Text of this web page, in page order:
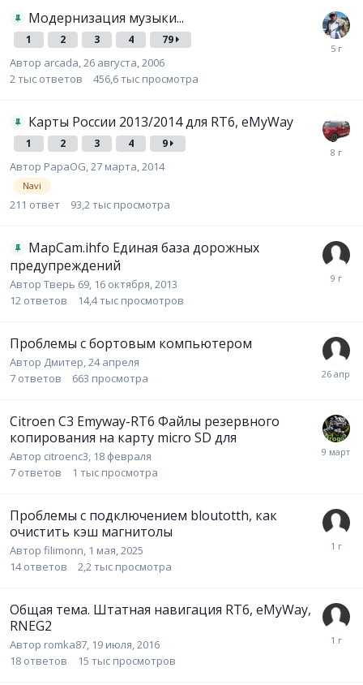
Модернизация музыки...
1 2 3 4 79
Автор arcada,26 августа, 2006
2 тыс ответов 456,6 тыс просмотра
Карты России 2013/2014 для RT6, eMyWay
1 2 3 4 9
Автор PapaOG,27 марта, 2014
Navi
211 ответ 93,2 тыс просмотра
MapCam.ihfo Единая база дорожных
предупреждений
Автор Тверь 69, 16 октября, 2013
12 ответов 14,4 тыс просмотров
Проблемы с бортовым компьютером
Автор Дмитер,24 апреля
7 ответов 663 просмотра
Citroen C3 Emyway-RT6 Файлы резервного
копирования на карту micro SD для
Автор citroenc3, 18 февраля
7 ответов 1 тыс просмотра
Проблемы с подключением bloutotth, как
очистить кэш магнитолы
Автор filimonn, 1 мая, 2025
14 ответов 2,2 тыс просмотра
Общая тема. Штатная навигация RT6, eMyWay,
RNEG2
Автор romka87, 19 июля, 2016
18 ответов 15 тыс просмотров